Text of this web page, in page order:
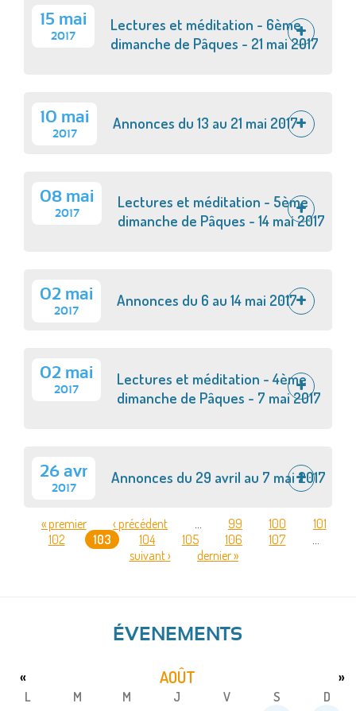
15 mai
2017
Lectures et méditation - 6ème
dimanche de Pâques - 21 mai 2017
10 mai
2017
Annonces du 13 au 21 mai 2017
08 mai
2017
Lectures et méditation - 5ème
dimanche de Pâques - 14 mai 2017
02 mai
2017
Annonces du 6 au 14 mai 2017
02 mai
2017
Lectures et méditation - 4ème
dimanche de Pâques - 7 mai 2017
26 avr
2017
Annonces du 29 avril au 7 mai 2017
PAGES
« premier ‹ précédent … 99 100
101
102
103 104 105 106 107
…
suivant ›
dernier »
ÉVENEMENTS
AOÛT
« »
L M M J V S D